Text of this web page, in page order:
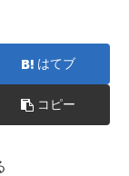
はてブ
コピー